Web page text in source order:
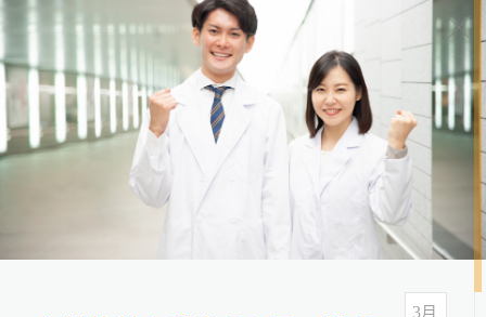
健康报报
分类 全部 健康情报 友善连结
3月